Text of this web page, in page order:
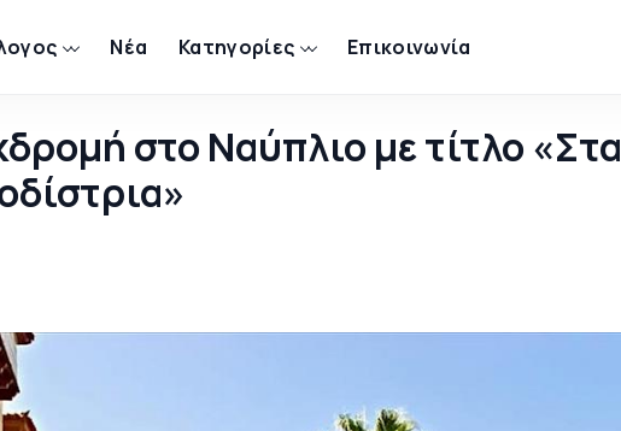
Νέα Κατηγορίες Επικοινωνία
στο Ναύπλιο με τίτλο «Στα